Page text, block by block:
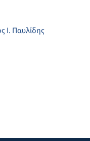
Ι. Παυλίδης